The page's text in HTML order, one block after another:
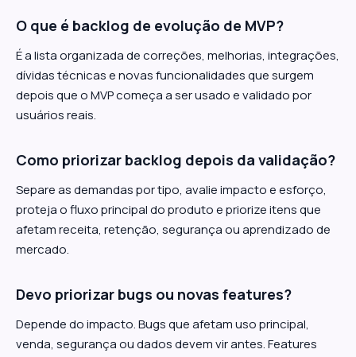
O que é backlog de evolução de MVP?
É a lista organizada de correções, melhorias, integrações,
dívidas técnicas e novas funcionalidades que surgem
depois que o MVP começa a ser usado e validado por
usuários reais.
Como priorizar backlog depois da validação?
Separe as demandas por tipo, avalie impacto e esforço,
proteja o fluxo principal do produto e priorize itens que
afetam receita, retenção, segurança ou aprendizado de
mercado.
Devo priorizar bugs ou novas features?
Depende do impacto. Bugs que afetam uso principal,
venda, segurança ou dados devem vir antes. Features